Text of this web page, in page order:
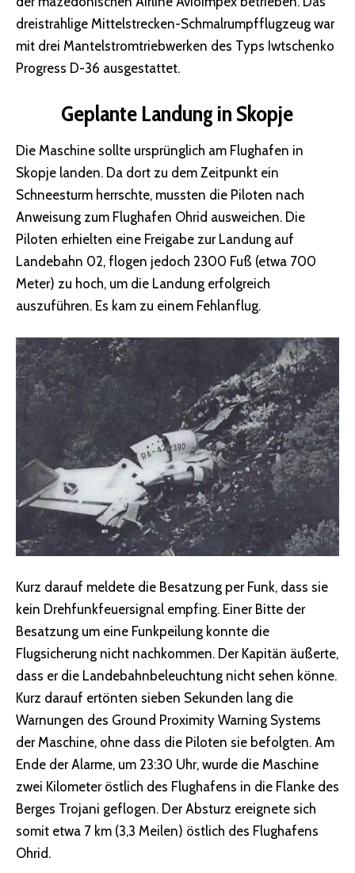
dreistrahlige Mittelstrecken-Schmalrumpfflugzeug war
mit drei Mantelstromtriebwerken des Typs Iwtschenko
Progress D-36 ausgestattet.
Geplante Landung in Skopje
Die Maschine sollte ursprünglich am Flughafen in
Skopje landen. Da dort zu dem Zeitpunkt ein
Schneesturm herrschte, mussten die Piloten nach
Anweisung zum Flughafen Ohrid ausweichen. Die
Piloten erhielten eine Freigabe zur Landung auf
Landebahn 02, flogen jedoch 2300 Fuß (etwa 700
Meter) zu hoch, um die Landung erfolgreich
auszuführen. Es kam zu einem Fehlanflug.
Kurz darauf meldete die Besatzung per Funk, dass sie
kein Drehfunkfeuersignal empfing. Einer Bitte der
Besatzung um eine Funkpeilung konnte die
Flugsicherung nicht nachkommen. Der Kapitän äußerte,
dass er die Landebahnbeleuchtung nicht sehen könne.
Kurz darauf ertönten sieben Sekunden lang die
Warnungen des Ground Proximity Warning Systems
der Maschine, ohne dass die Piloten sie befolgten. Am
Ende der Alarme, um 23:30 Uhr, wurde die Maschine
zwei Kilometer östlich des Flughafens in die Flanke des
Berges Trojani geflogen. Der Absturz ereignete sich
somit etwa 7 km (3,3 Meilen) östlich des Flughafens
Ohrid.